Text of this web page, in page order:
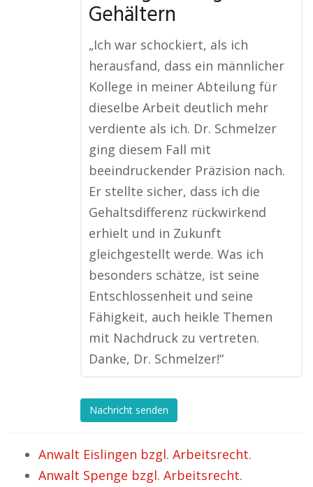
Gehältern
„Ich war schockiert, als ich
herausfand, dass ein männlicher
Kollege in meiner Abteilung für
dieselbe Arbeit deutlich mehr
verdiente als ich. Dr. Schmelzer
ging diesem Fall mit
beeindruckender Präzision nach.
Er stellte sicher, dass ich die
Gehaltsdifferenz rückwirkend
erhielt und in Zukunft
gleichgestellt werde. Was ich
besonders schätze, ist seine
Entschlossenheit und seine
Fähigkeit, auch heikle Themen
mit Nachdruck zu vertreten.
Danke, Dr. Schmelzer!“
Nachricht senden
Anwalt Eislingen bzgl. Arbeitsrecht.
Anwalt Spenge bzgl. Arbeitsrecht.